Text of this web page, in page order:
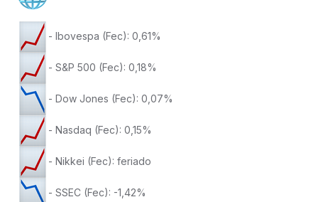
- Ibovespa (Fec): 0,61%
- S&P 500 (Fec): 0,18%
- Dow Jones (Fec): 0,07%
- Nasdaq (Fec): 0,15%
- Nikkei (Fec): feriado
- SSEC (Fec): -1,42%